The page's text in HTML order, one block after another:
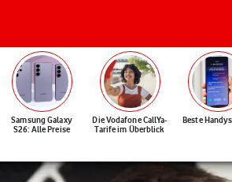
Samsung Galaxy
S26: Alle Preise
Die Vodafone CallYa-
Tarife im Überblick
Beste